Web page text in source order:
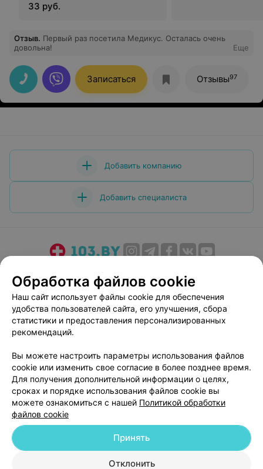
33 руб.
Отзыв. Первый раз посетила Медикус. Осталась очень
довольна!
Еще
Записаться Отзывы97
Добавить компанию
Добавить специалиста
Медицинский маркетинг
Публичный договор
Пользовательское соглашение
Способы оплаты
Вакансии
Партнеры
Написать руководителю 103.by
Персональные настройки cookie
Обработка персональных данных
© 2026 ООО «Артокс Лаб», УНП 191700409| 220012, Республика Беларусь,
Обработка файлов cookie
Наш сайт использует файлы cookie для обеспечения
удобства пользователей сайта, его улучшения, сбора
статистики и предоставления персонализированных
рекомендаций.
Вы можете настроить параметры использования файлов
cookie или изменить свое согласие в более позднее время.
Для получения дополнительной информации о целях,
сроках и порядке использования файлов cookie вы
можете ознакомиться с нашей Политикой обработки
файлов cookie
Отклонить
Принять